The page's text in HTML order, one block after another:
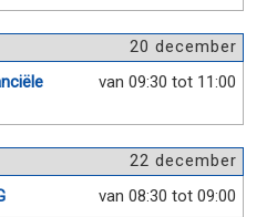
20 december
van 09:30 tot 11:00
22 december
van 08:30 tot 09:00